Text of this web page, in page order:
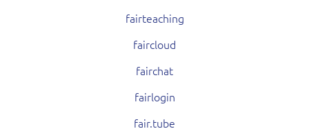
fairteaching
faircloud
fairchat
fairlogin
fair.tube